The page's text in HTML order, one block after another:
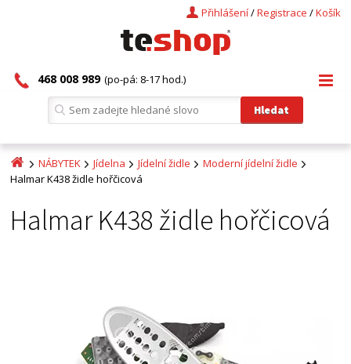
Košík
/
Registrace
/
Přihlášení
468 008 989 (po-pá: 8-17 hod.)
NÁBYTEK Jídelna Jídelní židle
Moderní jídelní židle
Halmar K438 židle hořčicová
Halmar K438 židle hořčicová